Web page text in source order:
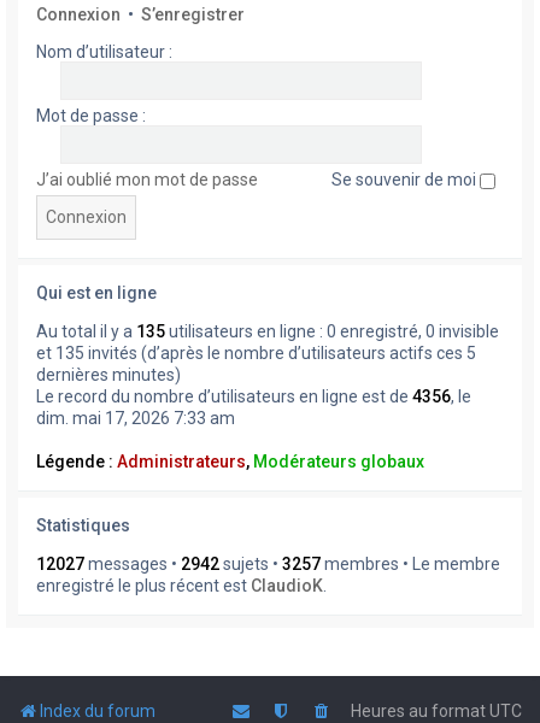
Connexion • S’enregistrer
Nom d’utilisateur :
Mot de passe :
J’ai oublié mon mot de passe Se souvenir de moi
Qui est en ligne
Au total il y a 135utilisateurs en ligne : 0 enregistré, 0 invisible
et 135 invités (d’après le nombre d’utilisateurs actifs ces 5
dernières minutes)
Le record du nombre d’utilisateurs en ligne est de 4356, le
dim. mai 17, 2026 7:33 am
Légende : Administrateurs, Modérateurs globaux
Statistiques
12027messages • 2942sujets • 3257membres • Le membre
enregistré le plus récent est ClaudioK
Index du forum Heures au formatUTC